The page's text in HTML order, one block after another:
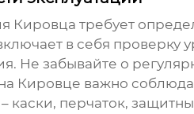
Кировца требует
в себя
Не забывайте о
Кировце важно
каски, перчаток,